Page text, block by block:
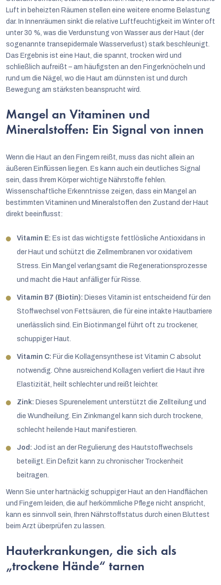
Luft in beheizten Räumen stellen eine weitere enorme Belastung
dar. In Innenräumen sinkt die relative Luftfeuchtigkeit im Winter oft
unter 30 %, was die Verdunstung von Wasser aus der Haut (der
sogenannte transepidermale Wasserverlust) stark beschleunigt.
Das Ergebnis ist eine Haut, die spannt, trocken wird und
schließlich aufreißt – am häufigsten an den Fingerknöcheln und
rund um die Nägel, wo die Haut am dünnsten ist und durch
Bewegung am stärksten beansprucht wird.
Mangel an Vitaminen und
Mineralstoffen: Ein Signal von innen
Wenn die Haut an den Fingern reißt, muss das nicht allein an
äußeren Einflüssen liegen. Es kann auch ein deutliches Signal
sein, dass Ihrem Körper wichtige Nährstoffe fehlen.
Wissenschaftliche Erkenntnisse zeigen, dass ein Mangel an
bestimmten Vitaminen und Mineralstoffen den Zustand der Haut
direkt beeinflusst:
Vitamin E: Es ist das wichtigste fettlösliche Antioxidans in
der Haut und schützt die Zellmembranen vor oxidativem
Stress. Ein Mangel verlangsamt die Regenerationsprozesse
und macht die Haut anfälliger für Risse.
Vitamin B7 (Biotin): Dieses Vitamin ist entscheidend für den
Stoffwechsel von Fettsäuren, die für eine intakte Hautbarriere
unerlässlich sind. Ein Biotinmangel führt oft zu trockener,
schuppiger Haut.
Vitamin C: Für die Kollagensynthese ist Vitamin C absolut
notwendig. Ohne ausreichend Kollagen verliert die Haut ihre
Elastizität, heilt schlechter und reißt leichter.
Zink: Dieses Spurenelement unterstützt die Zellteilung und
die Wundheilung. Ein Zinkmangel kann sich durch trockene,
schlecht heilende Haut manifestieren.
Jod: Jod ist an der Regulierung des Hautstoffwechsels
beteiligt. Ein Defizit kann zu chronischer Trockenheit
beitragen.
Wenn Sie unter hartnäckig schuppiger Haut an den Handflächen
und Fingern leiden, die auf herkömmliche Pflege nicht anspricht,
kann es sinnvoll sein, Ihren Nährstoffstatus durch einen Bluttest
beim Arzt überprüfen zu lassen.
Hauterkrankungen, die sich als
„trockene Hände“ tarnen